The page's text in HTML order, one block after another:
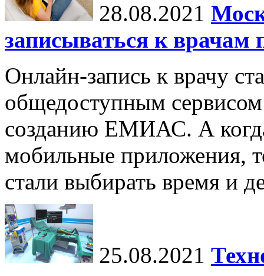
28.08.2021
записываться к врачам
Онлайн-запись к врачу
общедоступным сервисом
созданию ЕМИАС. А
мобильные приложения,
стали выбирать время и
25.08.2021